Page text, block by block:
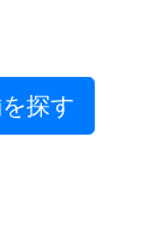
探す